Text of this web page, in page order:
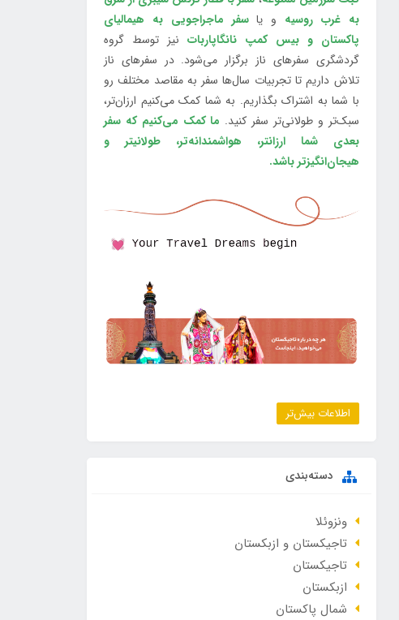
به غرب روسیه و یاسفر ماجراجویی به هیمالیای
پاکستان و بیس کمپ نانگاپاربات نیز توسط گروه
گردشگری سفرهای ناز برگزار می‌شود. در سفرهای ناز
تلاش داریم تا تجربیات سال‌ها سفر به مقاصد مختلف رو
با شما به اشتراک بگذاریم. به شما کمک می‌کنیم ارزان‌تر،
سبک‌تر و طولانی‌تر سفر کنید. ما کمک می‌کنیم که سفر
بعدی شما ارزانتر، هواشمندانه‌تر، طولانی‎تر و
هیجان‌انگیزتر باشد.
اطلاعات بیش‌تر
دسته‌بندی
ونزوئلا
تاجیکستان و ازبکستان
تاجیکستان
ازبکستان
شمال پاکستان